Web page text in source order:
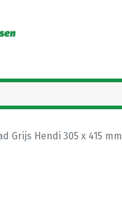
Grijs Hendi 305 x 415 mm